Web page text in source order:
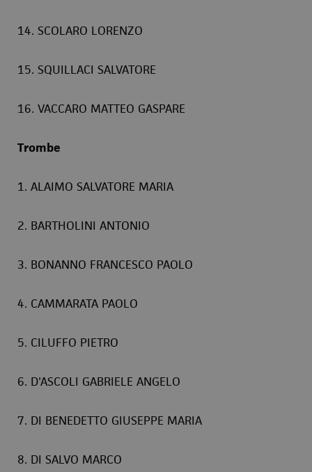
14. SCOLARO LORENZO
15. SQUILLACI SALVATORE
16. VACCARO MATTEO GASPARE
Trombe
1. ALAIMO SALVATORE MARIA
2. BARTHOLINI ANTONIO
3. BONANNO FRANCESCO PAOLO
4. CAMMARATA PAOLO
5. CILUFFO PIETRO
6. D'ASCOLI GABRIELE ANGELO
7. DI BENEDETTO GIUSEPPE MARIA
8. DI SALVO MARCO